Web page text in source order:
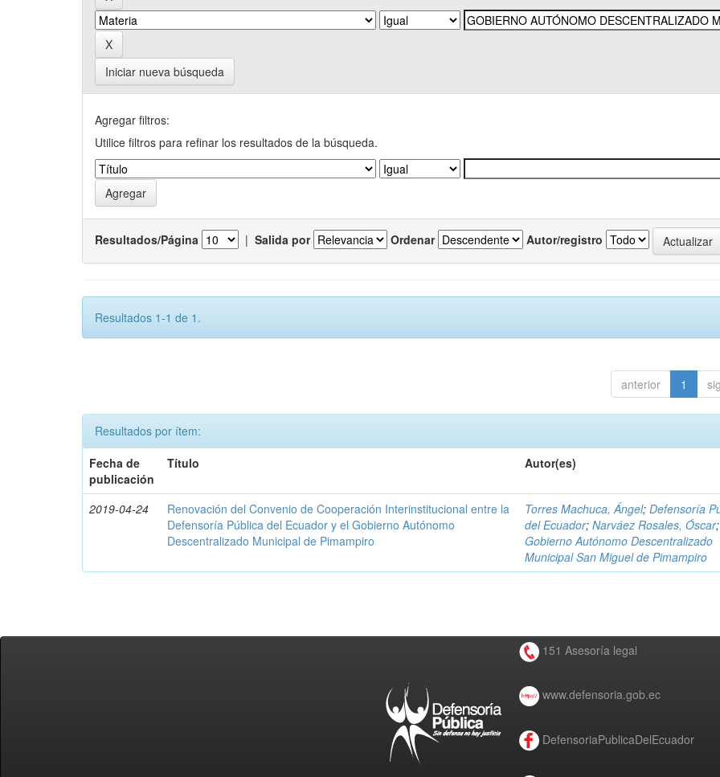
Iniciar nueva búsqueda
Agregar filtros:
Utilice filtros para refinar los resultados de la búsqueda.
Resultados/Página | Salida por Ordenar Autor/registro
Resultados 1-1 de 1.
anterior 1
Resultados por ítem:
Fecha de
publicación
Título Autor(es)
2019-04-24
Renovación del Convenio de Cooperación Interinstitucional entre la
Defensoría Pública del Ecuador y el Gobierno Autónomo
Descentralizado Municipal de Pimampiro
Torres Machuca, Ángel;Defensoría
del Ecuador;Narváez Rosales, Óscar;
Gobierno Autónomo Descentralizado
Municipal San Miguel de Pimampiro
151 Asesoría legal
www.defensoria.gob.ec
DefensoriaPublicaDelEcuador